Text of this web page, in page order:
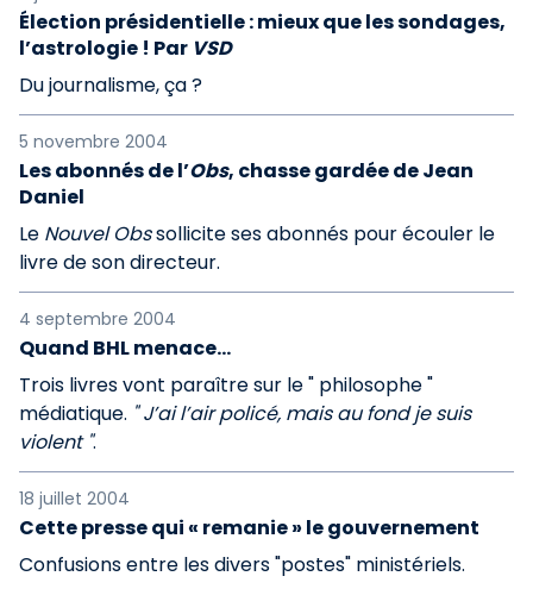
Élection présidentielle : mieux que les sondages,
l’astrologie ! Par VSD
Du journalisme, ça ?
5 novembre 2004
Les abonnés de l’Obs, chasse gardée de Jean
Daniel
Le Nouvel Obssollicite ses abonnés pour écouler le
livre de son directeur.
4 septembre 2004
Quand BHL menace...
Trois livres vont paraître sur le " philosophe "
médiatique. " J’ai l’air policé, mais au fond je suis
violent ".
18 juillet 2004
Cette presse qui « remanie » le gouvernement
Confusions entre les divers "postes" ministériels.